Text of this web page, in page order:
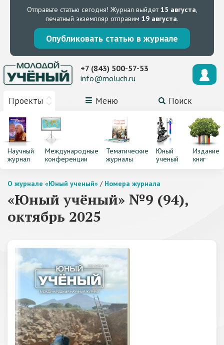
Отправьте статью сегодня! Журнал выйдет15 августа,
печатный экземпляр отправим 19 августа.
Опубликовать статью в журнале
Проекты Меню Поиск
+7 (843) 500-57-53
info@moluch.ru
Научный
журнал
Международные
конференции
Тематические
журналы
Юный
ученый
Издание
книг
О журнале «Юный ученый» / Номера журнала
«Юный учёный» №9 (94),
октябрь 2025